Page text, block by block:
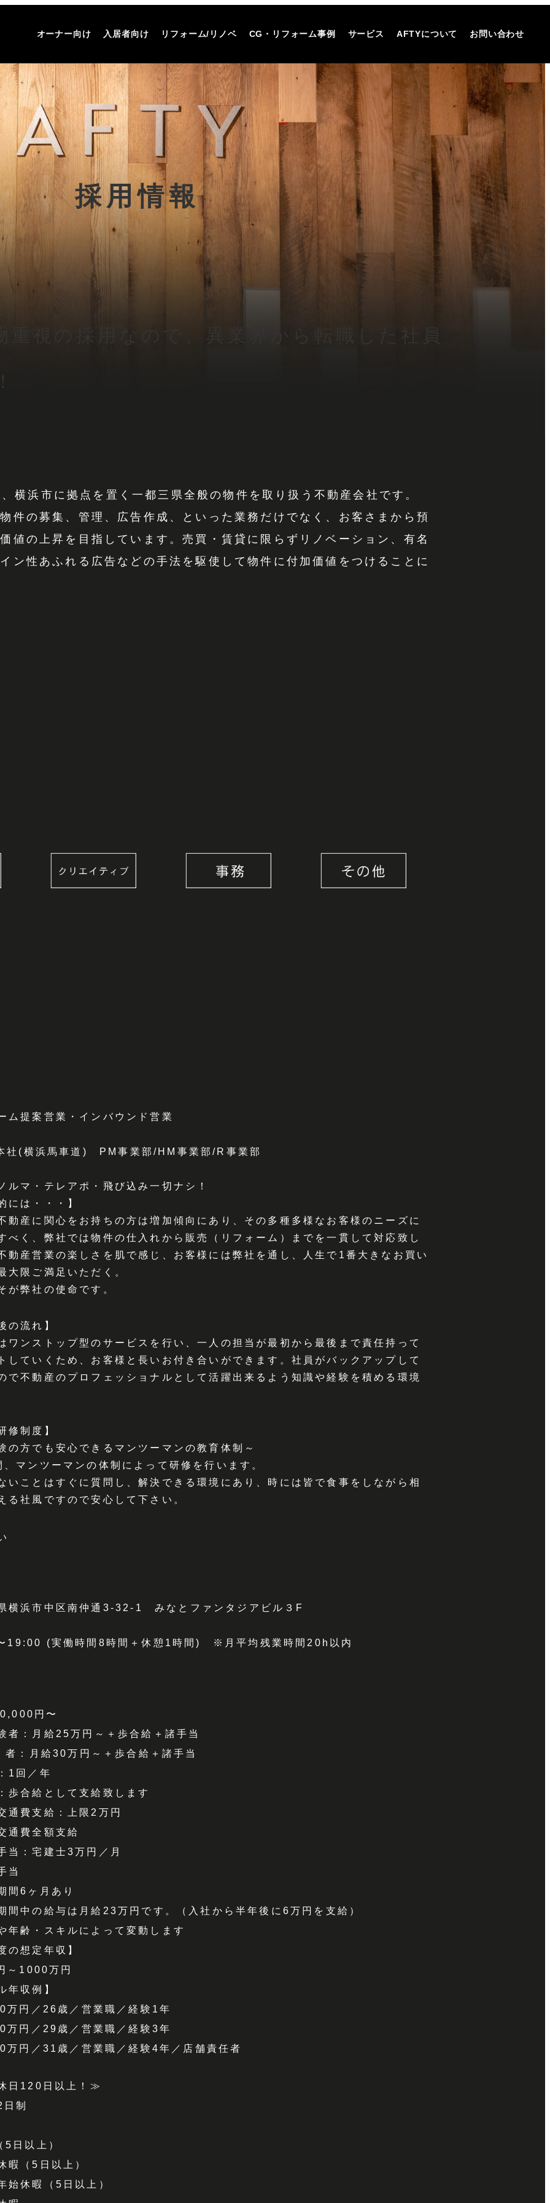
オーナー向け 入居者向け リフォーム/リノベ CG・リフォーム事例 サービス AFTYについて お問い合わせ
採用情報
重視の採用なので、異業界から転職した社員
横浜市に拠点を置く一都三県全般の物件を取り扱う不動産会社です。
件の募集、管理、広告作成、といった業務だけでなく、お客さまから預
値の上昇を目指しています。売買・賃貸に限らずリノベーション、有名
ン性あふれる広告などの手法を駆使して物件に付加価値をつけることに
ム提案営業・インバウンド営業
社(横浜馬車道) PM事業部/HM事業部/R事業部
ルマ・テレアポ・飛び込み一切ナシ！
には・・・】
動産に関心をお持ちの方は増加傾向にあり、その多種多様なお客様のニーズに
べく、弊社では物件の仕入れから販売（リフォーム）までを一貫して対応致し
動産営業の楽しさを肌で感じ、お客様には弊社を通し、人生で1番大きなお買い
大限ご満足いただく。
が弊社の使命です。
の流れ】
ワンストップ型のサービスを行い、一人の担当が最初から最後まで責任持って
していくため、お客様と長いお付き合いができます。社員がバックアップして
で不動産のプロフェッショナルとして活躍出来るよう知識や経験を積める環境
修制度】
の方でも安心できるマンツーマンの教育体制～
、マンツーマンの体制によって研修を行います。
いことはすぐに質問し、解決できる環境にあり、時には皆で食事をしながら相
る社風ですので安心して下さい。
横浜市中区南仲通3-32-1 みなとファンタジアビル３F
19:00 (実働時間8時間＋休憩1時間) ※月平均残業時間20h以内
円〜
者：月給25万円～＋歩合給＋諸手当
：月給30万円～＋歩合給＋諸手当
1回／年
歩合給として支給致します
通費支給：上限2万円
通費全額支給
当：宅建士3万円／月
当
間6ヶ月あり
間中の給与は月給23万円です。（入社から半年後に6万円を支給）
年齢・スキルによって変動します
の想定年収】
～1000万円
年収例】
万円／26歳／営業職／経験1年
万円／29歳／営業職／経験3年
万円／31歳／営業職／経験4年／店舗責任者
日120日以上！≫
制
5日以上）
暇（5日以上）
始休暇（5日以上）